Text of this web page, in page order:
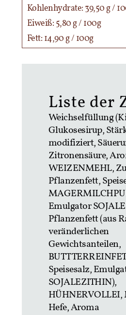
Kohlenhydrate: 39,50 g /
Eiweiß: 5,80 g / 100g
Fett: 14,90 g / 100g
Liste der
Weichselfüllung
Glukosesirup,
modifiziert,
Zitronensäure,
WEIZENMEHL,
Pflanzenfett,
Emulgator
Pflanzenfett (aus
veränderlichen
Gewichtsanteilen,
Speisesalz,
SOJALEZITHIN),
Hefe, Aroma